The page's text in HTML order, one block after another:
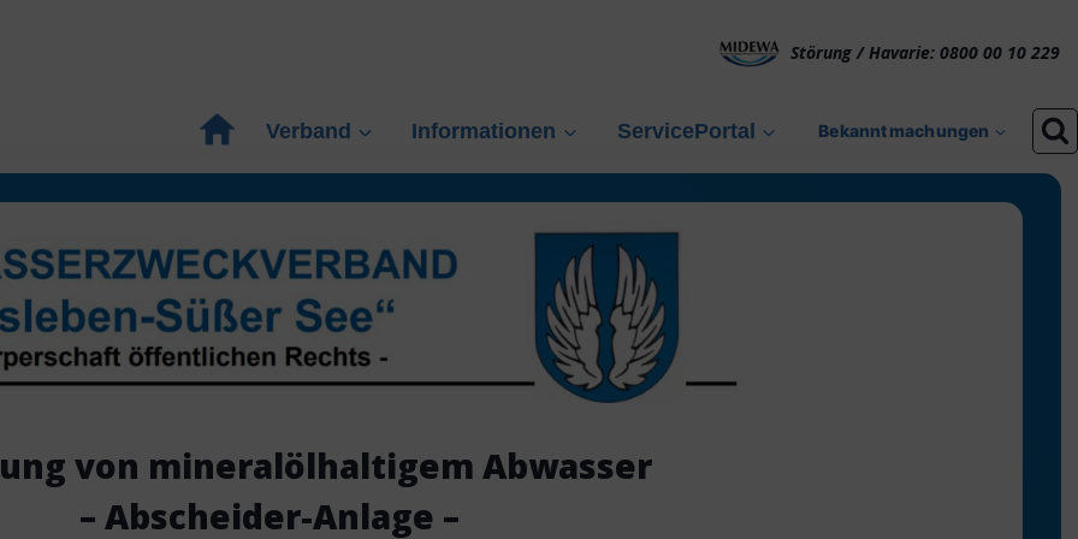
Störung / Havarie: 0800 00 10 229
Verband Informationen ServicePortal Bekanntmachungen
von mineralölhaltigem Abwasser
– Abscheider-Anlage –